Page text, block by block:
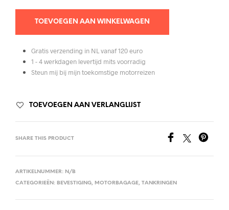
TOEVOEGEN AAN WINKELWAGEN
Gratis verzending in NL vanaf 120 euro
1 - 4 werkdagen levertijd mits voorradig
Steun mij bij mijn toekomstige motorreizen
TOEVOEGEN AAN VERLANGLIJST
SHARE THIS PRODUCT
ARTIKELNUMMER: N/B
CATEGORIEËN: BEVESTIGING, MOTORBAGAGE, TANKRINGEN